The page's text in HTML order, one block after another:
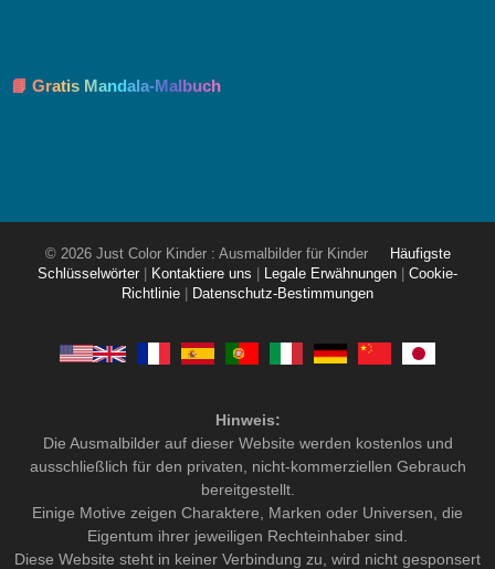
📘 Gratis Mandala-Malbuch
© 2026 Just Color Kinder : Ausmalbilder für Kinder
Häufigste
Schlüsselwörter
Kontaktiere uns Legale Erwähnungen
Cookie-
Richtlinie
Datenschutz-Bestimmungen
Hinweis:
Die Ausmalbilder auf dieser Website werden kostenlos und
ausschließlich für den privaten, nicht-kommerziellen Gebrauch
bereitgestellt.
Einige Motive zeigen Charaktere, Marken oder Universen, die
Eigentum ihrer jeweiligen Rechteinhaber sind.
Diese Website steht in keiner Verbindung zu, wird nicht gesponsert